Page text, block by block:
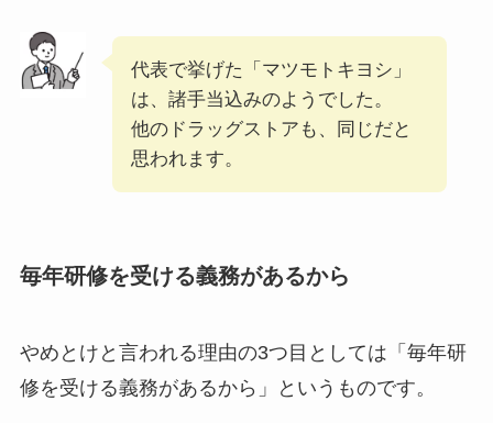
代表で挙げた「マツモトキヨシ」
は、諸手当込みのようでした。
他のドラッグストアも、同じだと
思われます。
毎年研修を受ける義務があるから
やめとけと言われる理由の3つ目としては「毎年研
修を受ける義務があるから」というものです。